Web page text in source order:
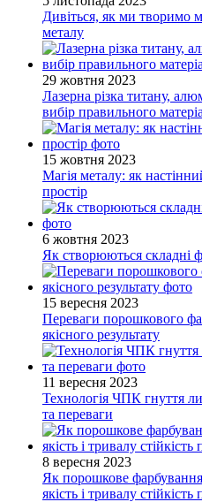
Дивіться, як ми творимо
металу
29 жовтня 2023
Лазерна різка титану,
вибір правильного
15 жовтня 2023
Магія металу: як
простір
6 жовтня 2023
Як створюються складні
15 вересня 2023
Переваги порошкового
якісного результату
11 вересня 2023
Технологія ЧПК гнуття
та переваги
8 вересня 2023
Як порошкове
якість і тривалу стійкість